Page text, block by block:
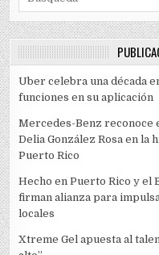
Uber celebra una década
funciones en su aplicación
Mercedes-Benz reconoce
Delia González Rosa en
Puerto Rico
Hecho en Puerto Rico y el
firman alianza para
locales
Xtreme Gel apuesta al